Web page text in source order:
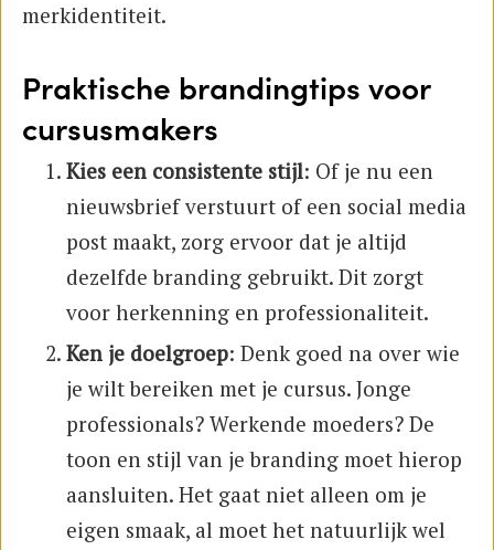
merkidentiteit.
Praktische brandingtips voor
cursusmakers
Kies een consistente stijl: Of je nu een
nieuwsbrief verstuurt of een social media
post maakt, zorg ervoor dat je altijd
dezelfde branding gebruikt. Dit zorgt
voor herkenning en professionaliteit.
Ken je doelgroep: Denk goed na over wie
je wilt bereiken met je cursus. Jonge
professionals? Werkende moeders? De
toon en stijl van je branding moet hierop
aansluiten. Het gaat niet alleen om je
eigen smaak, al moet het natuurlijk wel